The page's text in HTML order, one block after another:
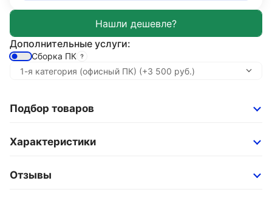
Дополнительные услуги:
Сборка ПК
Подбор товаров
Характеристики
Отзывы